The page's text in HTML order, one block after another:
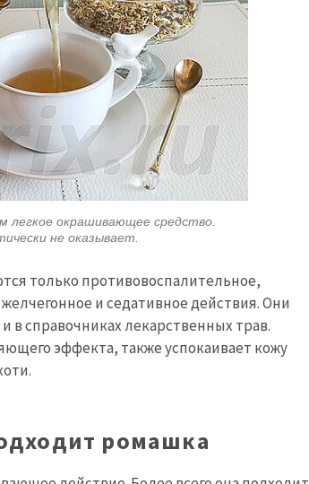
легкое окрашивающее средство.
не оказывает.
только противовоспалительное,
и седативное действия. Они
в справочниках лекарственных трав.
эффекта, также успокаивает кожу
ромашка